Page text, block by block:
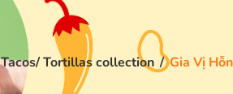
Tacos/ Tortillas collection / Gia Vị